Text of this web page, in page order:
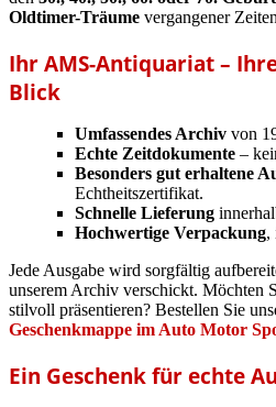
Oldtimer-Träume vergangener
Ihr AMS-Antiquariat –
Blick
Umfassendes Archiv von
Echte Zeitdokumente –
Besonders gut erhaltene
Echtheitszertifikat.
Schnelle Lieferung
Hochwertige Verpackung,
Jede Ausgabe wird sorgfältig
unserem Archiv verschickt. Möchten
stilvoll präsentieren? Bestellen Sie
Geschenkmappe im Auto Motor
Ein Geschenk für echte